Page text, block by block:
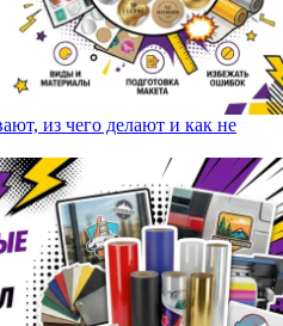
из чего делают и как не